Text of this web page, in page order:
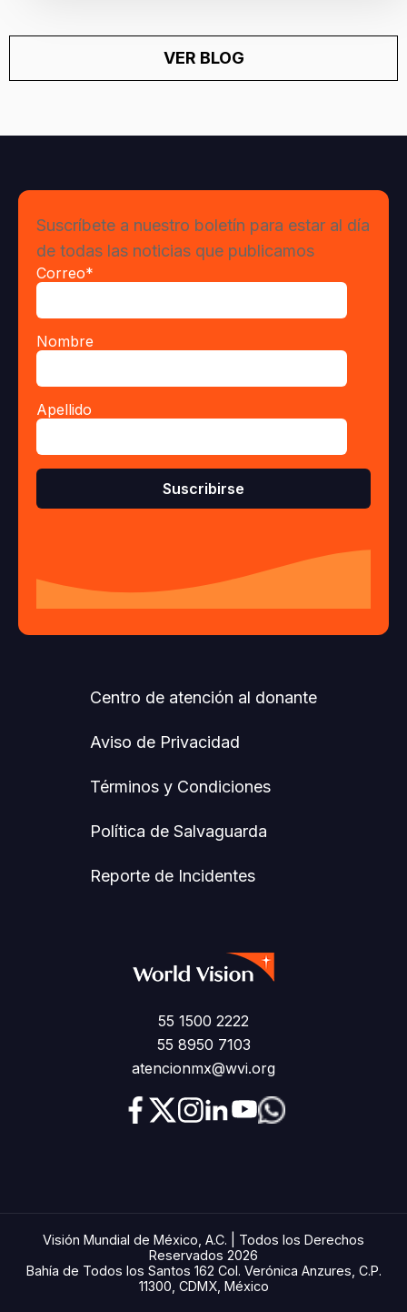
VER BLOG
Centro de atención al donante
Aviso de Privacidad
Términos y Condiciones
Política de Salvaguarda
Reporte de Incidentes
Suscríbete a nuestro boletín para estar al día
de todas las noticias que publicamos
Correo*
Nombre
Apellido
55 1500 2222
55 8950 7103
atencionmx@wvi.org
Visión Mundial de México, A.C. | Todos los Derechos
Reservados 2026
Bahía de Todos los Santos 162 Col. Verónica Anzures, C.P.
11300, CDMX, México